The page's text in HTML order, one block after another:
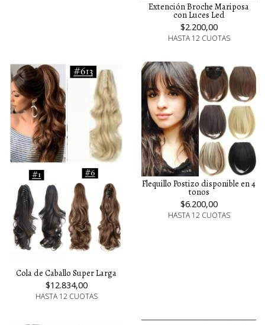
Extención Broche Mariposa
con Luces Led
$2.200,00
HASTA 12 CUOTAS
Cola de Caballo Super Larga
$12.834,00
HASTA 12 CUOTAS
Flequillo Postizo disponible en 4
tonos
$6.200,00
HASTA 12 CUOTAS